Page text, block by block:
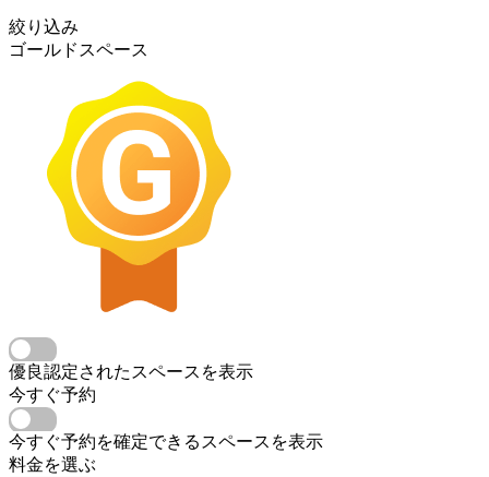
絞り込み
ゴールドスペース
優良認定されたスペースを表示
今すぐ予約
今すぐ予約を確定できるスペースを表示
料金を選ぶ